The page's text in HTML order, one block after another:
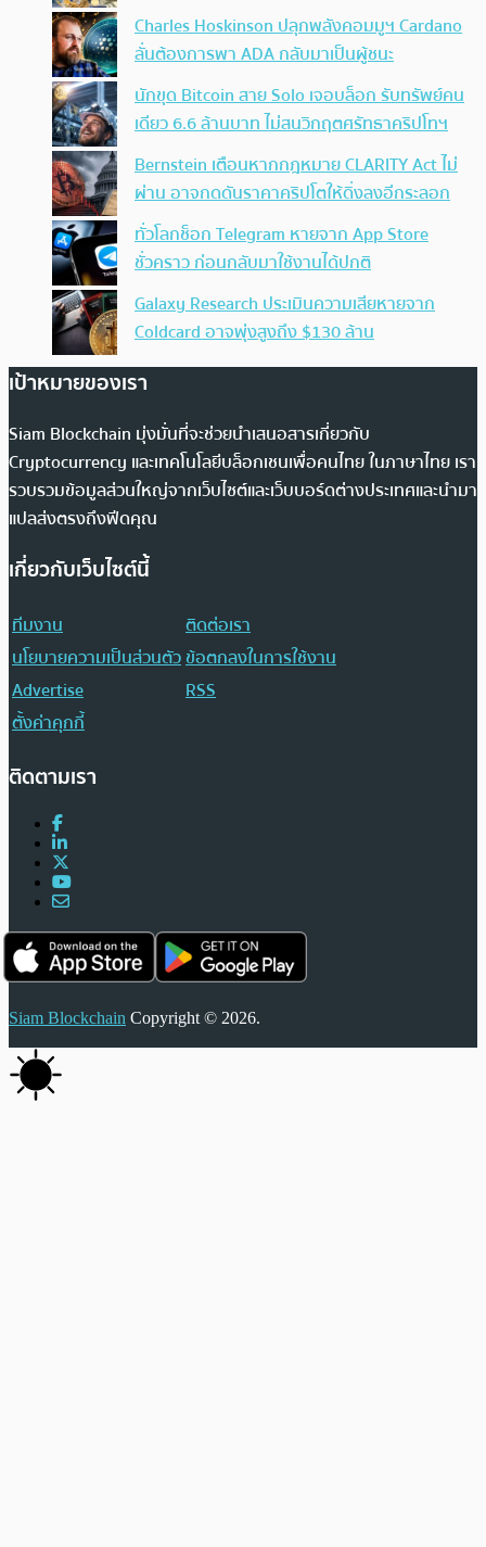
Charles Hoskinson ปลุกพลังคอมมูฯ Cardano
ลั่นต้องการพา ADA กลับมาเป็นผู้ชนะ
นักขุด Bitcoin สาย Solo เจอบล็อก รับทรัพย์คน
เดียว 6.6 ล้านบาท ไม่สนวิกฤตศรัทธาคริปโทฯ
Bernstein เตือนหากกฎหมาย CLARITY Act ไม่
ผ่าน อาจกดดันราคาคริปโตให้ดิ่งลงอีกระลอก
ทั่วโลกช็อก Telegram หายจาก App Store
ชั่วคราว ก่อนกลับมาใช้งานได้ปกติ
Galaxy Research ประเมินความเสียหายจาก
Coldcard อาจพุ่งสูงถึง $130 ล้าน
เป้าหมายของเรา
Siam Blockchain มุ่งมั่นที่จะช่วยนำเสนอสารเกี่ยวกับ
Cryptocurrency และเทคโนโลยีบล็อกเชนเพื่อคนไทย ในภาษาไทย เรา
รวบรวมข้อมูลส่วนใหญ่จากเว็บไซต์และเว็บบอร์ดต่างประเทศและนำมา
แปลส่งตรงถึงฟีดคุณ
เกี่ยวกับเว็บไซต์นี้
ทีมงาน
ติดต่อเรา
นโยบายความเป็นส่วนตัวข้อตกลงในการใช้งาน
Advertise
RSS
ตั้งค่าคุกกี้
ติดตามเรา
Siam Blockchain Copyright © 2026.